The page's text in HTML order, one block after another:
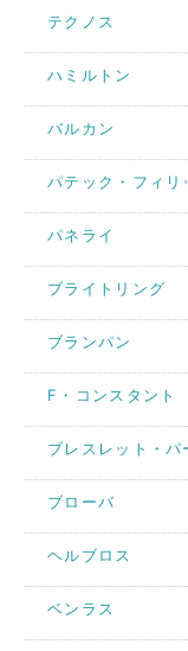
テクノス
ハミルトン
バルカン
パテック・フィリ
パネライ
ブライトリング
ブランパン
F・コンスタント
ブレスレット・パ
ブローバ
ヘルブロス
ベンラス